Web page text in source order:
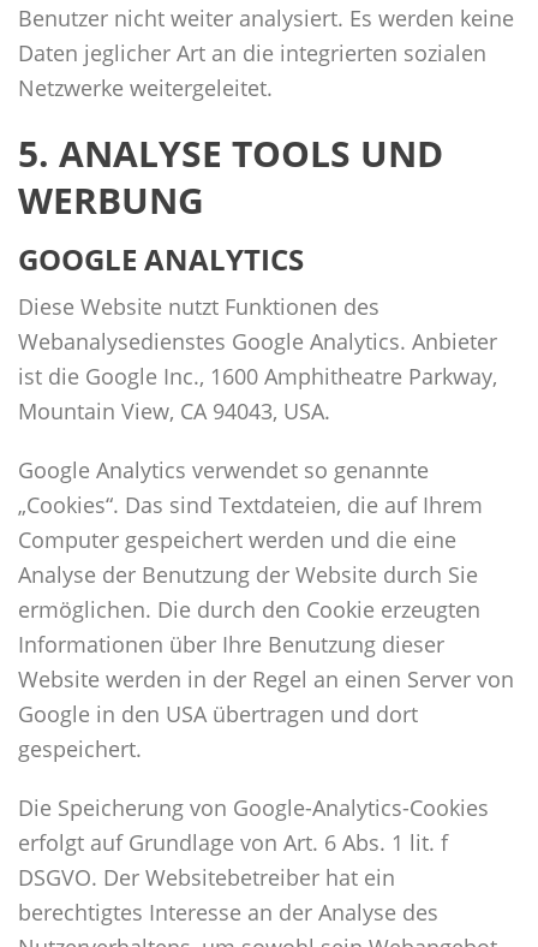
Benutzer nicht weiter analysiert. Es werden keine
Daten jeglicher Art an die integrierten sozialen
Netzwerke weitergeleitet.
5. ANALYSE TOOLS UND
WERBUNG
GOOGLE ANALYTICS
Diese Website nutzt Funktionen des
Webanalysedienstes Google Analytics. Anbieter
ist die Google Inc., 1600 Amphitheatre Parkway,
Mountain View, CA 94043, USA.
Google Analytics verwendet so genannte
„Cookies“. Das sind Textdateien, die auf Ihrem
Computer gespeichert werden und die eine
Analyse der Benutzung der Website durch Sie
ermöglichen. Die durch den Cookie erzeugten
Informationen über Ihre Benutzung dieser
Website werden in der Regel an einen Server von
Google in den USA übertragen und dort
gespeichert.
Die Speicherung von Google-Analytics-Cookies
erfolgt auf Grundlage von Art. 6 Abs. 1 lit. f
DSGVO. Der Websitebetreiber hat ein
berechtigtes Interesse an der Analyse des